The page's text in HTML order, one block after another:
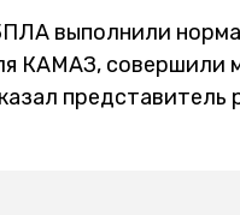
выполнили
КАМАЗ, совершили